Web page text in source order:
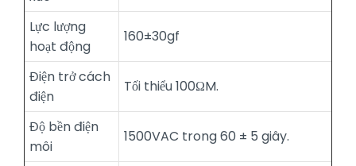
Lực lượng
hoạt động
160±30gf
Điện trở cách
điện
Tối thiểu 100ΩM.
Độ bền điện
môi
1500VAC trong 60 ± 5 giây.